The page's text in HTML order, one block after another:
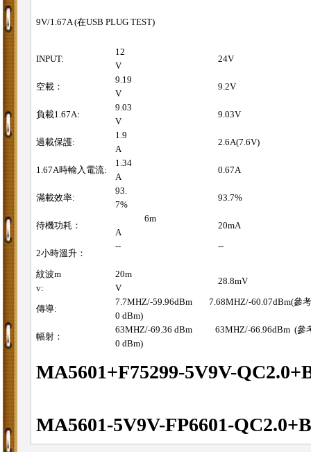
9V/1.67A (在USB PLUG TEST)
INPUT:
12
V
24V
空載：
9.19
V
9.2V
負載1.67A:
9.03
V
9.03V
過載保護:
1.9
A
2.6A(7.6V)
1.67A時輸入電流:
1.34
A
0.67A
滿載效率:
93.
7%
93.7%
待機功耗：
6m
A
20mA
2小時溫升：
-- --
紋波m
v:
20m
V
28.8mV
傳導:
7.7MHZ/-59.96dBm 7.68MHZ/-60.07dBm(參考
0 dBm)
幅射：
63MHZ/-69.36 dBm 63MHZ/-66.96dBm (參
0 dBm)
MA5601+F75299-5V9V-
MA5601-5V9V-FP6601-